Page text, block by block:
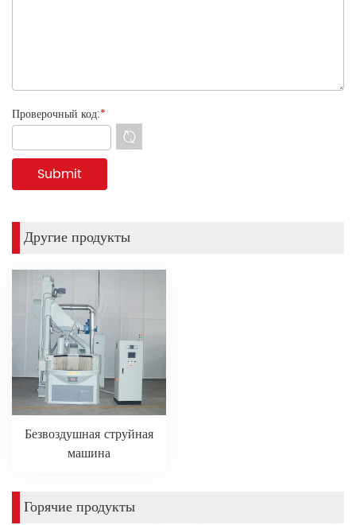
Проверочный код:*
Другие продукты
Безвоздушная струйная
машина
Горячие продукты